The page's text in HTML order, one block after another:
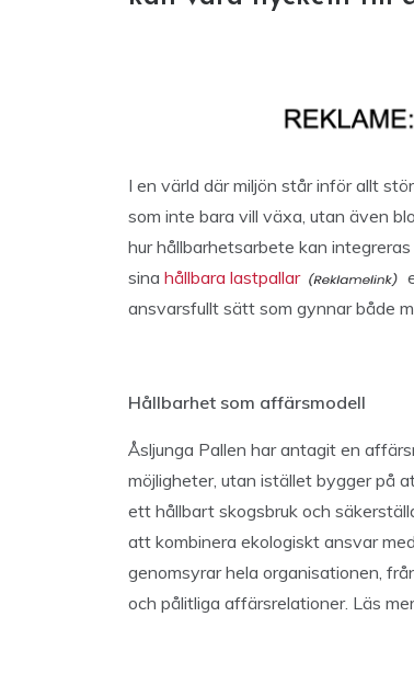
I en värld där miljön står inför allt
som inte bara vill växa, utan även
hur hållbarhetsarbete kan
sina hållbara lastpallar
ansvarsfullt sätt som gynnar både
Hållbarhet som affärsmodell
Åsljunga Pallen har antagit en
möjligheter, utan istället bygger på
ett hållbart skogsbruk och
att kombinera ekologiskt ansvar
genomsyrar hela organisationen,
och pålitliga affärsrelationer. Läs